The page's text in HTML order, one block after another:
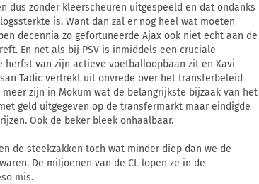
dus zonder kleerscheuren uitgespeeld en dat ondanks
is. Want dan zal er nog heel wat moeten
decennia zo gefortuneerde Ajax ook niet echt aan de
En net als bij PSV is inmiddels een cruciale
van zijn actieve voetballoopbaan zit en Xavi
Tadic vertrekt uit onvrede over het transferbeleid
zijn in Mokum wat de belangrijkste bijzaak van het
geld uitgegeven op de transfermarkt maar eindigde
Ook de beker bleek onhaalbaar.
de steekzakken toch wat minder diep dan we de
De miljoenen van de CL lopen ze in de
mis.